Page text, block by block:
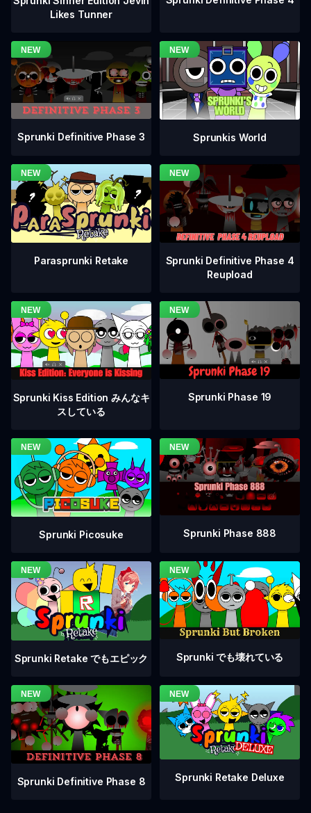
Likes Tunner
Sprunki Definitive Phase 3 Sprunkis World
Parasprunki Retake
Sprunki Definitive Phase 4
Reupload
Sprunki Kiss Edition みんなキ
スしている
Sprunki Phase 19
Sprunki Picosuke Sprunki Phase 888
Sprunki Retake でもエピック Sprunki でも壊れている
Sprunki Definitive Phase 8 Sprunki Retake Deluxe